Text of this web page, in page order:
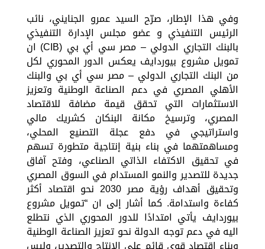
وفي هذا الإطار، صرّح السيد عمرو الجنايني، نائب
الرئيس التنفيذي و عضو مجلس الإدارة التنفيذي
بالبنك التجاري الدولي – مصر سي أي بي (CIB) ان
تمويل مشروع بيوردايف يعكس الدور المحوري لكل
من البنك التجاري الدولي – مصر سي أي بي والبنك
الأهلي المصري في دعم الصناعة الوطنية وتعزيز
الاستثمارات التي تحقق قيمة مضافة للاقتصاد
المصري، وترسيخ مكانة البنكان كشريك مالي
واستراتيجي في دفع عجلة التصنيع المحلي،
ومساهمتهما في بناء بنية إنتاجية متطورة تسهم
في تحقيق الاكتفاء الذاتي الصناعي، وفتح آفاق
جديدة للتصدير والنمو المستدام في السوق المصري
وتحقيق أهداف رؤية مصر 2030 نحو اقتصاد أكثر
كفاءة واستدامة. كما أشار إلى ان “تمويل مشروع
بيوردايف يأتي امتدادًا للدور المحوري الذي نتطلع
اليه في دعم توجه الدولة نحو تعزيز الصناعة الوطنية